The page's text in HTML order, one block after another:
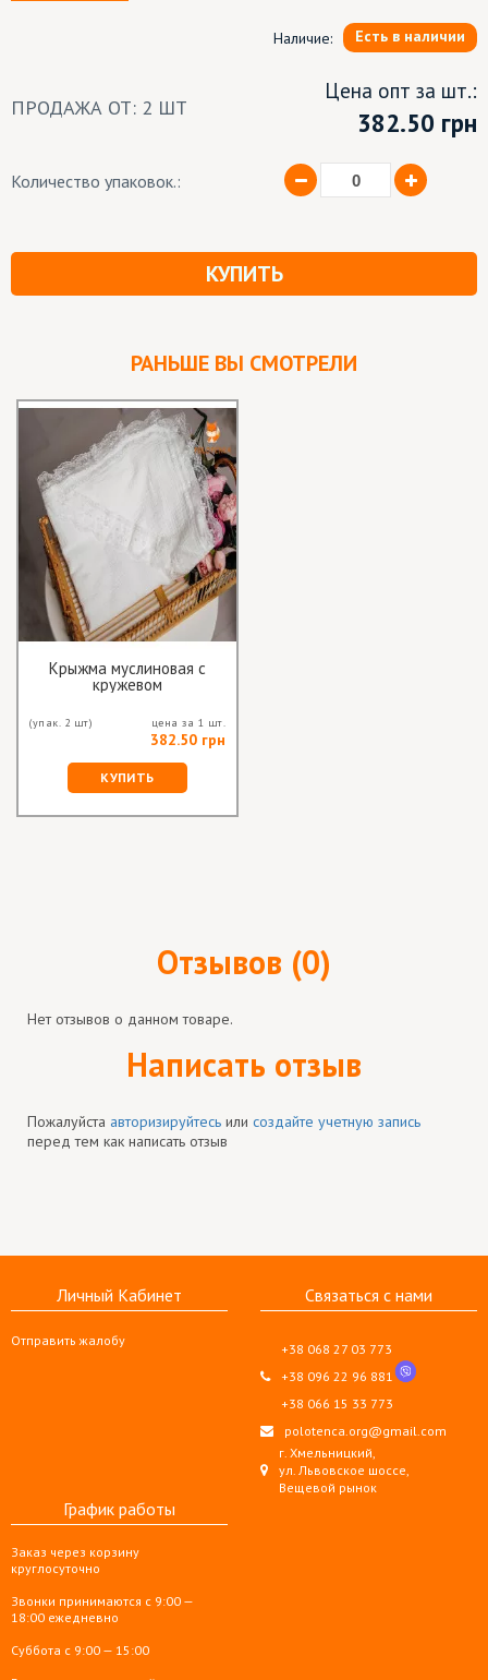
Наличие: Есть в наличии
ПРОДАЖА ОТ: 2 ШТ
Цена опт за шт.:
382.50 грн
Количество упаковок.:
КУПИТЬ
РАНЬШЕ ВЫ СМОТРЕЛИ
Крыжма муслиновая с
кружевом
(упак. 2 шт) цена за 1 шт.
382.50 грн
КУПИТЬ
Отзывов (0)
Нет отзывов о данном товаре.
Написать отзыв
Пожалуйста авторизируйтесь или создайте учетную запись
перед тем как написать отзыв
Личный Кабинет
Отправить жалобу
Связаться с нами
+38 068 27 03 773
+38 096 22 96 881
+38 066 15 33 773
polotenca.org@gmail.com
г. Хмельницкий,
ул. Львовское шоссе,
Вещевой рынок
График работы
Заказ через корзину
круглосуточно
Звонки принимаются с 9:00 —
18:00 ежедневно
Суббота с 9:00 — 15:00